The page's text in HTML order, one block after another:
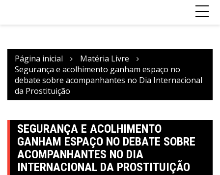
Página inicial
Matéria Livre
Segurança e acolhimento ganham espaço no
debate sobre acompanhantes no Dia Internacional
da Prostituição
SEGURANÇA E ACOLHIMENTO
GANHAM ESPAÇO NO DEBATE SOBRE
ACOMPANHANTES NO DIA
INTERNACIONAL DA PROSTITUIÇÃO